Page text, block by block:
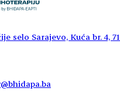
selo Sarajevo, Kuća br. 4,